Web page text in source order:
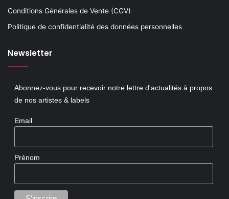
Conditions Générales de Vente (CGV)
Politique de confidentialité des données personnelles
Newsletter
Abonnez-vous pour recevoir notre lettre d'actualités à propos
de nos artistes & labels
Email
Prénom